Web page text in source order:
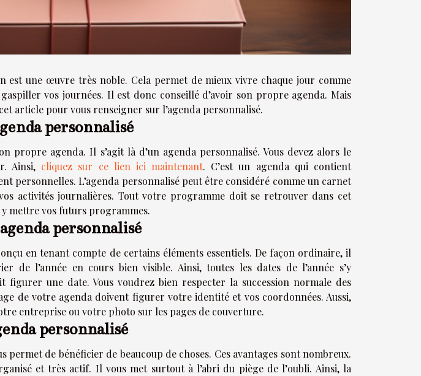
est une œuvre très noble. Cela permet de mieux vivre chaque jour comme
vos journées. Il est donc conseillé d’avoir son propre agenda. Mais
article pour vous renseigner sur l’agenda personnalisé.
personnalisé
propre agenda. Il s’agit là d’un agenda personnalisé. Vous devez alors le
Ainsi, cliquez sur ce lien ici maintenant. C’est un agenda qui contient
personnelles. L’agenda personnalisé peut être considéré comme un carnet
activités journalières. Tout votre programme doit se retrouver dans cet
y mettre vos futurs programmes.
personnalisé
en tenant compte de certains éléments essentiels. De façon ordinaire, il
de l’année en cours bien visible. Ainsi, toutes les dates de l’année s’y
figurer une date. Vous voudrez bien respecter la succession normale des
de votre agenda doivent figurer votre identité et vos coordonnées. Aussi,
entreprise ou votre photo sur les pages de couverture.
personnalisé
permet de bénéficier de beaucoup de choses. Ces avantages sont nombreux.
et très actif. Il vous met surtout à l’abri du piège de l’oubli. Ainsi, la